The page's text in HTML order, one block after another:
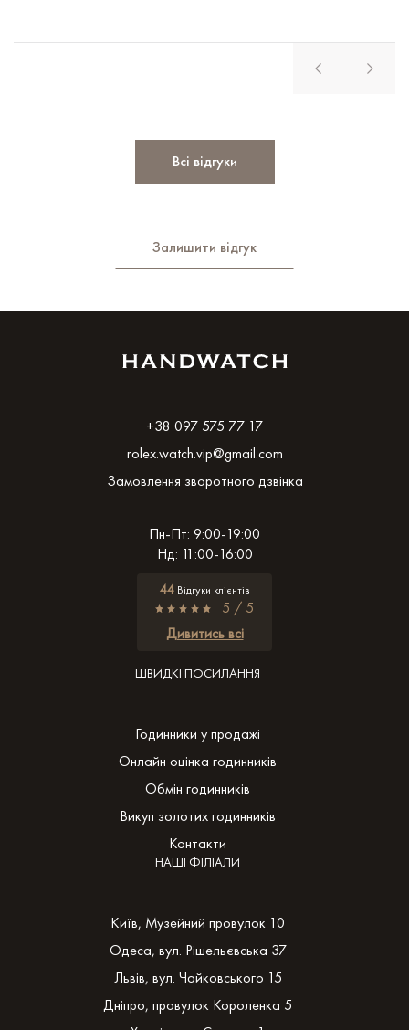
Всі відгуки
Залишити відгук
+38 097 575 77 17
rolex.watch.vip@gmail.com
Замовлення зворотного дзвінка
Пн-Пт: 9:00-19:00
Нд: 11:00-16:00
44Відгуки клієнтів
5 / 5
Дивитись всі
ШВИДКІ ПОСИЛАННЯ
Годинники у продажі
Онлайн оцінка годинників
Обмін годинників
Викуп золотих годинників
Контакти
НАШІ ФІЛІАЛИ
Київ, Музейний провулок 10
Одеса, вул. Рішельєвська 37
Львів, вул. Чайковського 15
Дніпро, провулок Короленка 5